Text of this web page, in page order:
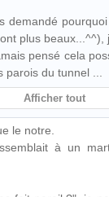
demandé
plus
pensé cela
parois du tunnel
Afficher tout
le notre.
à un